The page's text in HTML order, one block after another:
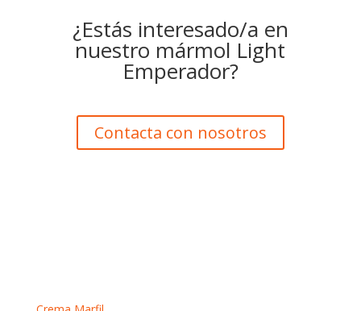
¿Estás interesado/a en
nuestro mármol Light
Emperador?
Contacta con nosotros